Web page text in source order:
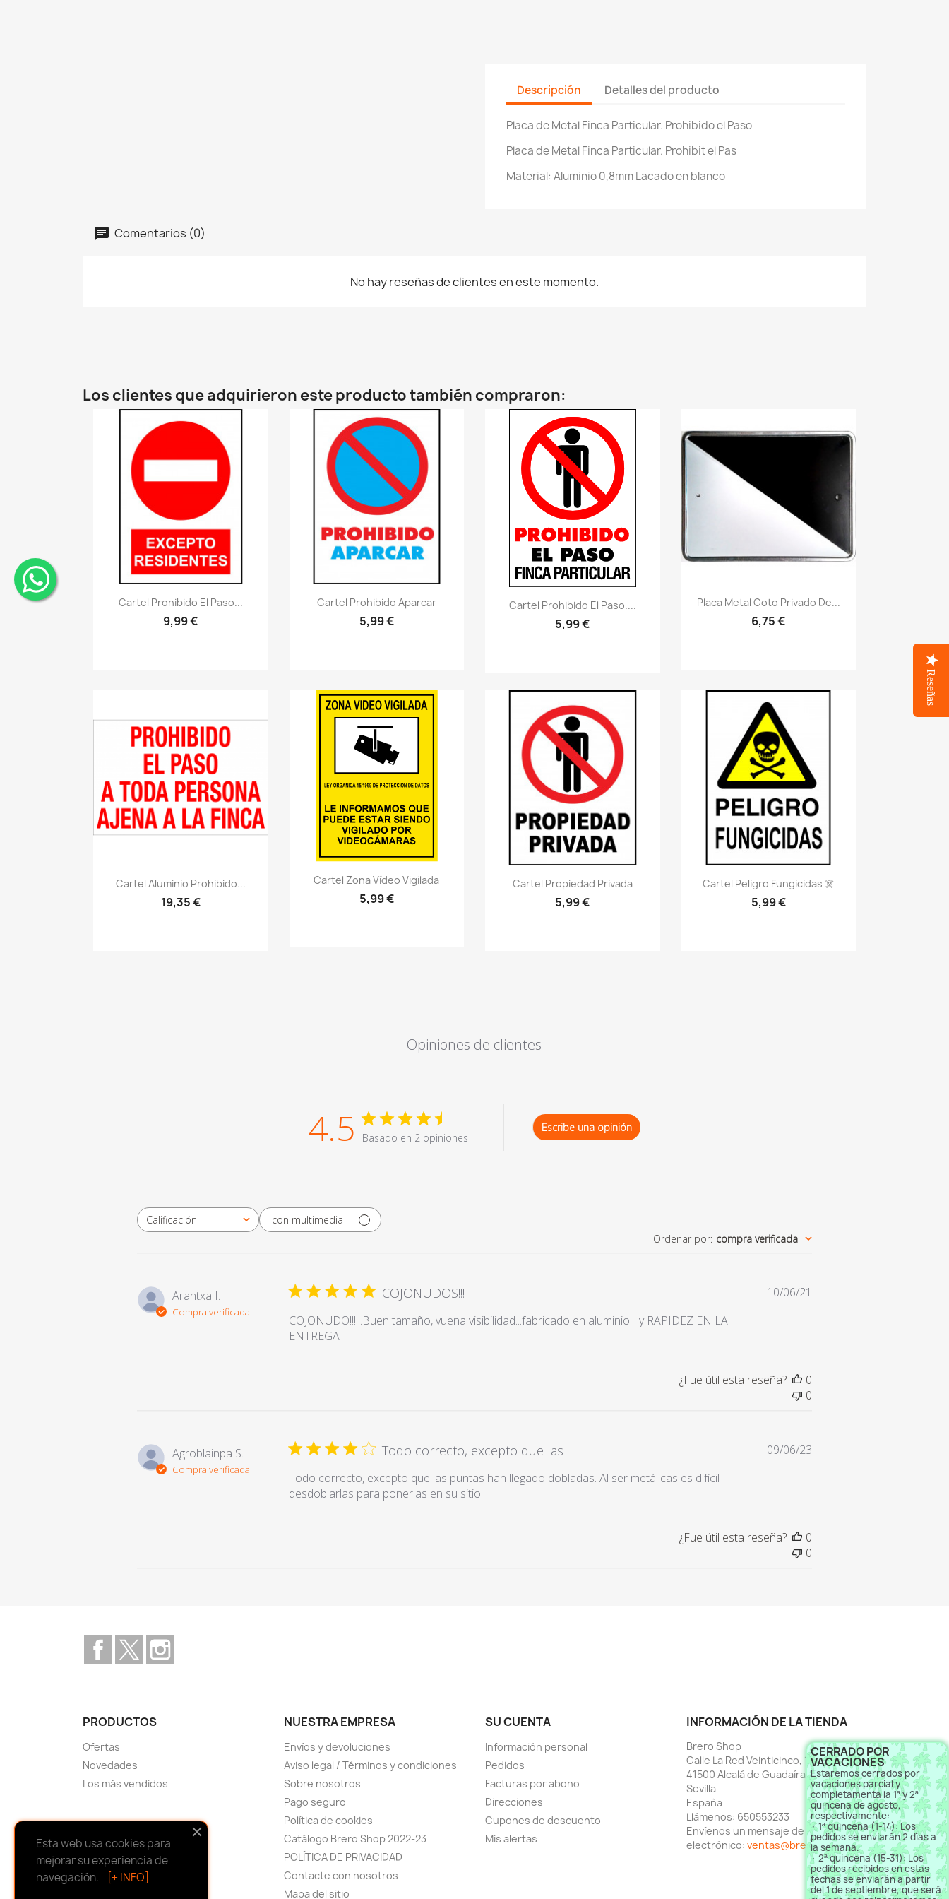
Descripción Detalles del producto
Placa de Metal Finca Particular. Prohibido el Paso
Placa de Metal Finca Particular. Prohibit el Pas
Material: Aluminio 0,8mm Lacado en blanco
Comentarios (0)
No hay reseñas de clientes en este momento.
Los clientes que adquirieron este producto también compraron:
visibility Vistazo rápido
Cartel Prohibido El Paso...
9,99 €
visibilityVistazo rápido
Cartel Prohibido Aparcar
5,99 €
visibility Vistazo rápido
Cartel Prohibido El Paso....
5,99 €
visibilityVistazo rápido
Placa Metal Coto Privado De...
6,75 €
visibilityVistazo rápido
Cartel Aluminio Prohibido...
19,35 €
visibility Vistazo rápido
Cartel Zona Vídeo Vigilada
5,99 €
visibilityVistazo rápido
Cartel Propiedad Privada
5,99 €
visibilityVistazo rápido
Cartel Peligro Fungicidas ☠️
5,99 €
Opiniones de clientes
4.5 Basado en 2 opiniones
Escribe una opinión
Calificación
Todas las clasificaciones
con multimedia
Ordenar por: compra verificada
Arantxa I.
Compra verificada
COJONUDOS!!!
COJONUDO!!!...Buen tamaño, vuena visibilidad...fabricado en aluminio... y RAPIDEZ EN LA
ENTREGA
10/06/21
¿Fue útil esta reseña?
0
0
Agroblainpa S.
Compra verificada
Todo correcto, excepto que las
Todo correcto, excepto que las puntas han llegado dobladas. Al ser metálicas es difícil
desdoblarlas para ponerlas en su sitio.
Fecha
09/06/23
¿Fue útil esta reseña?
0
0
Facebook
Twitter
CERRADO POR
VACACIONES
Estaremos cerrados por
vacaciones parcial y
completamenta la 1ª y 2ª
quincena de agosto,
respectivamente:
· 1ª quincena (1-14): Los
pedidos se enviarán 2 días a
la semana.
· 2ª quincena (15-31): Los
pedidos recibidos en estas
fechas se enviarán a partir
del 1 de septiembre, que será
PRODUCTOS
Ofertas
Novedades
Los más vendidos
NUESTRA EMPRESA
Envíos y devoluciones
Aviso legal / Términos y condiciones
Sobre nosotros
Pago seguro
Política de cookies
Catálogo Brero Shop 2022-23
POLÍTICA DE PRIVACIDAD
Contacte con nosotros
Mapa del sitio
SU CUENTA
Información personal
Pedidos
Facturas por abono
Direcciones
Cupones de descuento
Mis alertas
INFORMACIÓN DE LA TIENDA
Brero Shop
Calle La Red Veinticinco, 1
41500 Alcalá de Guadaíra
Sevilla
España
Llámenos: 650553233
Envíenos un mensaje de correo
electrónico: ventas@brero.es
¨
Esta web usa cookies para
mejorar su experiencia de
navegación.
[+ INFO]
Reseñas